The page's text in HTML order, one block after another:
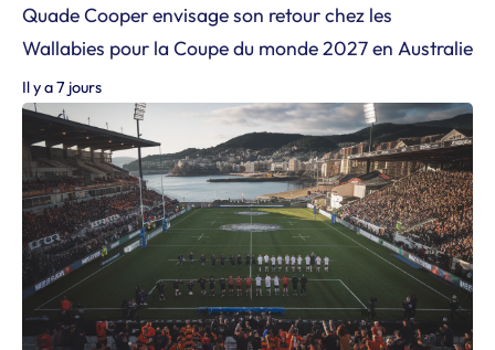
Quade Cooper envisage son retour chez les
Wallabies pour la Coupe du monde 2027 en Australie
Il y a 7 jours